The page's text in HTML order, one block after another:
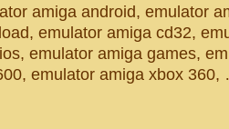
amiga android, emulator
emulator amiga cd32,
emulator amiga games,
emulator amiga xbox